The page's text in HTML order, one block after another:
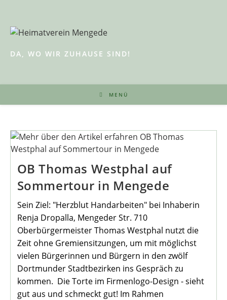
springen
DA, WO WIR ZUHAUSE SIND!
MENÜ
OB Thomas Westphal auf
Sommertour in Mengede
Sein Ziel: "Herzblut Handarbeiten" bei Inhaberin
Renja Dropalla, Mengeder Str. 710
Oberbürgermeister Thomas Westphal nutzt die
Zeit ohne Gremiensitzungen, um mit möglichst
vielen Bürgerinnen und Bürgern in den zwölf
Dortmunder Stadtbezirken ins Gespräch zu
kommen. Die Torte im Firmenlogo-Design - sieht
gut aus und schmeckt gut! Im Rahmen